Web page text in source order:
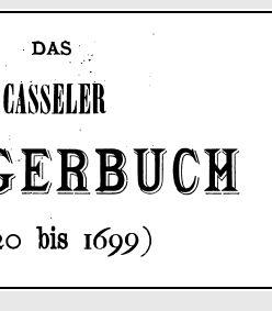
Kasseler
Bürgerbuch
(1520
bis
1699)
nach
dem
Original
im
Stadtarchiv